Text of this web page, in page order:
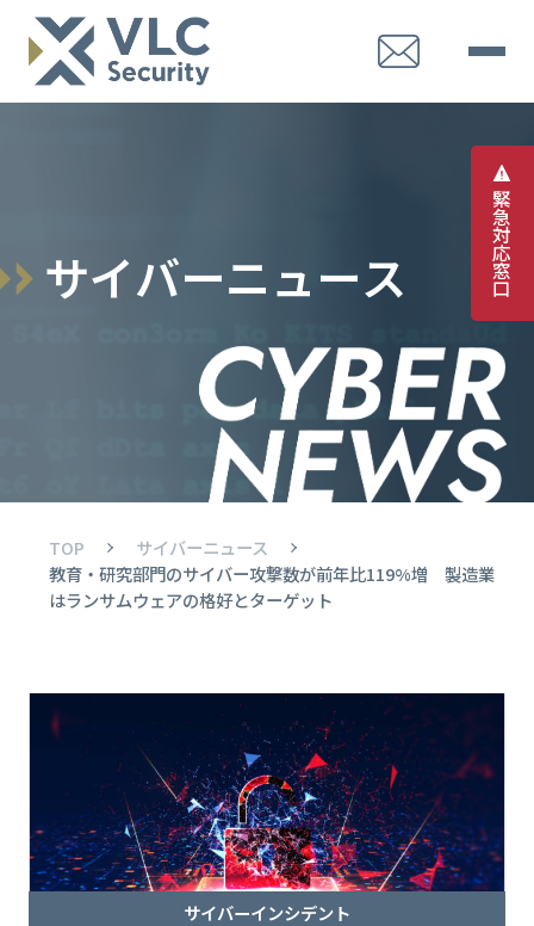
緊
急
対
応
窓
口
サイバーニュース
TOP
サイバーニュース
教育・研究部門のサイバー攻撃数が前年比119%増 製造業
はランサムウェアの格好とターゲット
サイバーインシデント